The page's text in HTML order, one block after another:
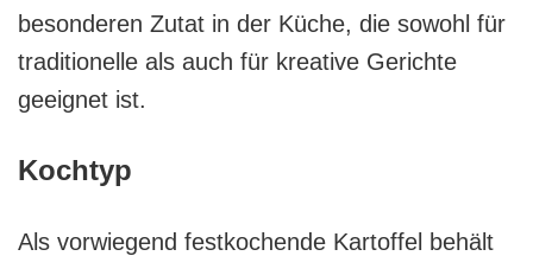
besonderen Zutat in der Küche, die sowohl für
traditionelle als auch für kreative Gerichte
geeignet ist.
Kochtyp
Als vorwiegend festkochende Kartoffel behält